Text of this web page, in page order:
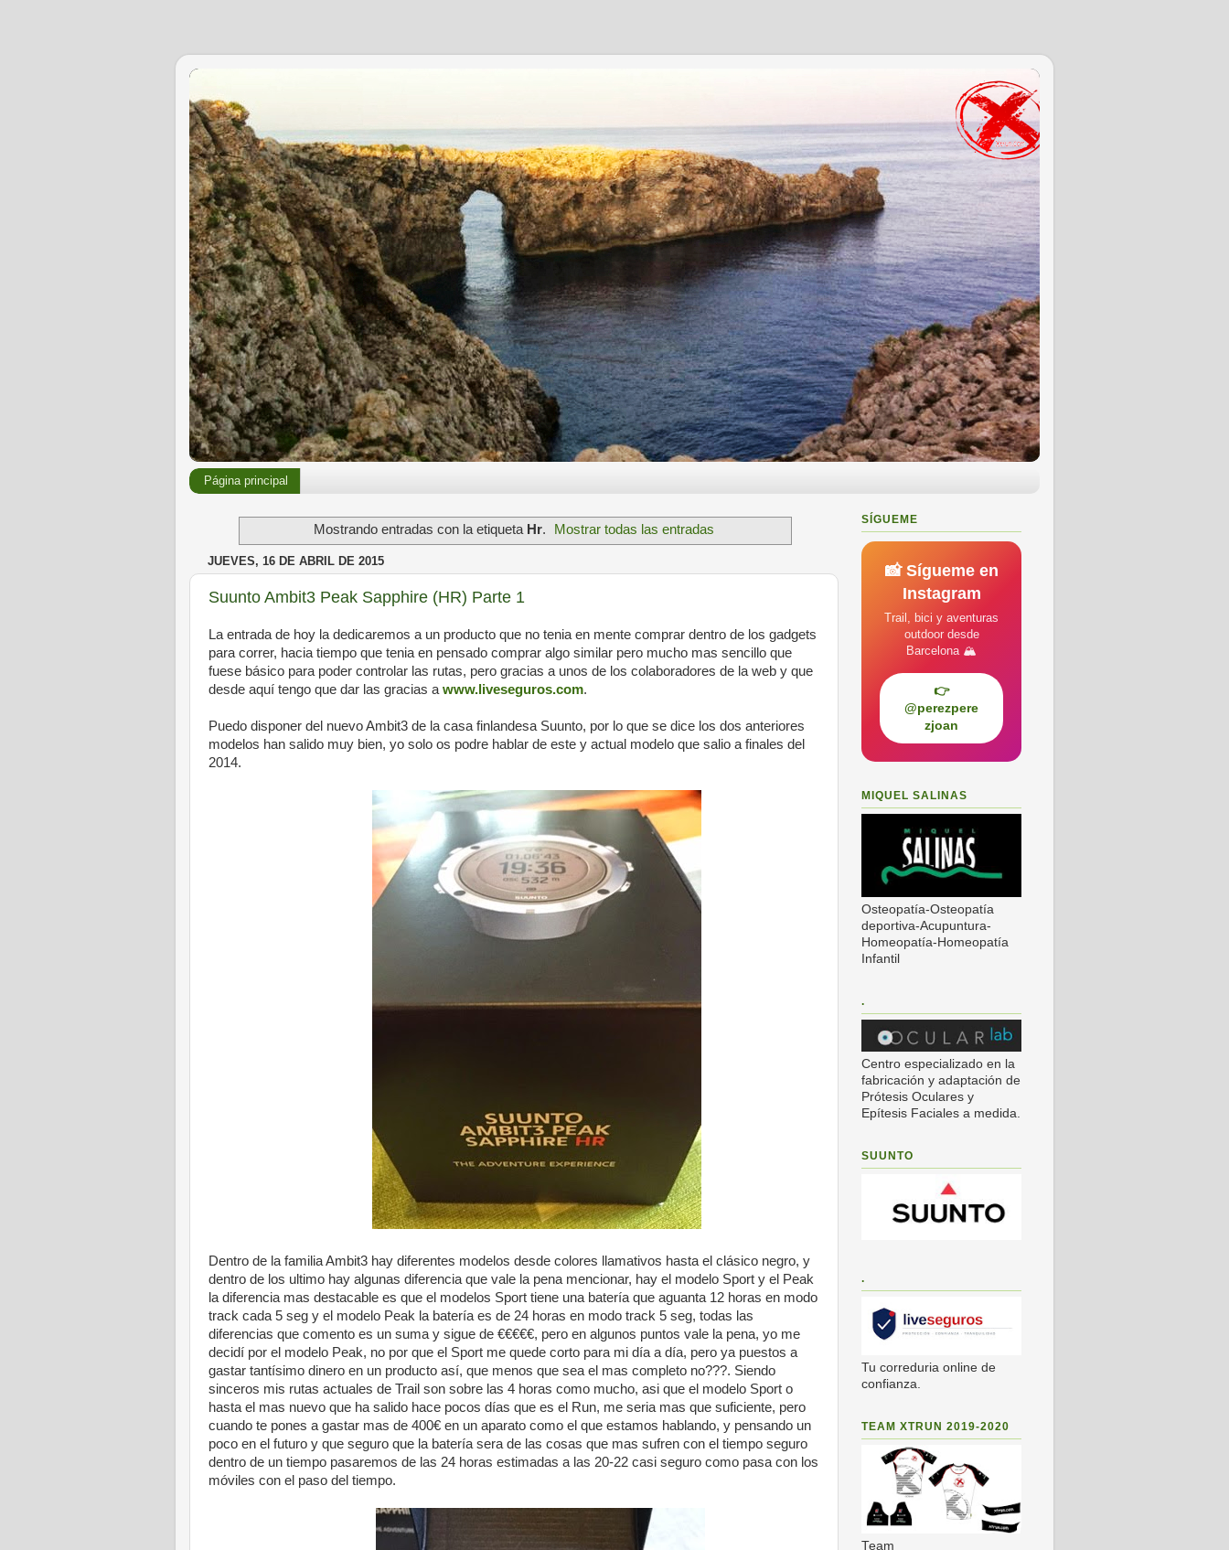
Página principal
Mostrando entradas con la etiqueta Hr. Mostrar todas las entradas
JUEVES, 16 DE ABRIL DE 2015
Suunto Ambit3 Peak Sapphire (HR) Parte 1
La entrada de hoy la dedicaremos a un producto que no tenia en mente comprar dentro de los gadgets
para correr, hacia tiempo que tenia en pensado comprar algo similar pero mucho mas sencillo que
fuese básico para poder controlar las rutas, pero gracias a unos de los colaboradores de la web y que
desde aquí tengo que dar las gracias awww.liveseguros.com.
Puedo disponer del nuevo Ambit3 de la casa finlandesa Suunto, por lo que se dice los dos anteriores
modelos han salido muy bien, yo solo os podre hablar de este y actual modelo que salio a finales del
2014.
Dentro de la familia Ambit3 hay diferentes modelos desde colores llamativos hasta el clásico negro, y
dentro de los ultimo hay algunas diferencia que vale la pena mencionar, hay el modelo Sport y el Peak
la diferencia mas destacable es que el modelos Sport tiene una batería que aguanta 12 horas en modo
track cada 5 seg y el modelo Peak la batería es de 24 horas en modo track 5 seg, todas las
diferencias que comento es un suma y sigue de €€€€€, pero en algunos puntos vale la pena, yo me
decidí por el modelo Peak, no por que el Sport me quede corto para mi día a día, pero ya puestos a
gastar tantísimo dinero en un producto así, que menos que sea el mas completo no???. Siendo
sinceros mis rutas actuales de Trail son sobre las 4 horas como mucho, asi que el modelo Sport o
hasta el mas nuevo que ha salido hace pocos días que es el Run, me seria mas que suficiente, pero
cuando te pones a gastar mas de 400€ en un aparato como el que estamos hablando, y pensando un
poco en el futuro y que seguro que la batería sera de las cosas que mas sufren con el tiempo seguro
dentro de un tiempo pasaremos de las 24 horas estimadas a las 20-22 casi seguro como pasa con los
móviles con el paso del tiempo.
SÍGUEME
📸 Sígueme en
Instagram
Trail, bici y aventuras
outdoor desde
Barcelona 🏔️
👉
@perezpere
zjoan
MIQUEL SALINAS
Osteopatía-Osteopatía
deportiva-Acupuntura-
Homeopatía-Homeopatía
Infantil
.
Centro especializado en la
fabricación y adaptación de
Prótesis Oculares y
Epítesis Faciales a medida.
SUUNTO
.
Tu correduria online de
confianza.
TEAM XTRUN 2019-2020
Team